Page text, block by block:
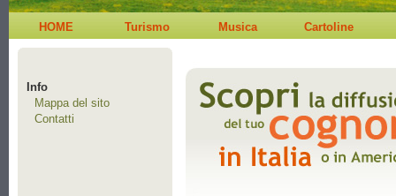
HOME Turismo Musica Cartoline
Info
Mappa del sito
Contatti